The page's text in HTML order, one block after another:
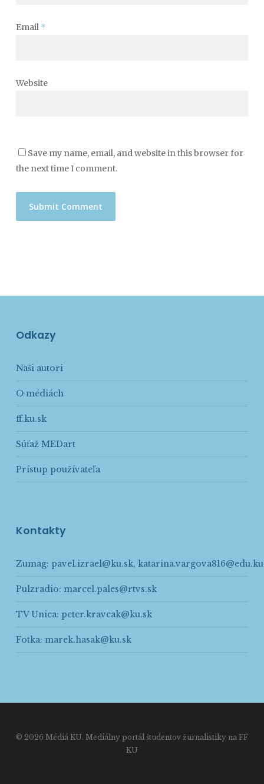
Email *
Website
Save my name, email, and website in this browser for
the next time I comment.
Odkazy
Naši autori
O médiách
ff.ku.sk
Súťaž MEDart
Prístup používateľa
Kontakty
Zumag: pavel.izrael@ku.sk,
Pulzradio: marcel.pales@rtvs.sk
TV Unica: peter.kravcak@ku.sk
Fotka: marek.hasak@ku.sk
© 2026 Médiá KU. Mediálny portál študentov žurnalistiky na FF
KU